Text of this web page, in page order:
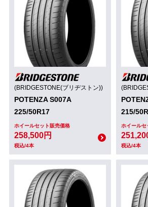
(BRIDGESTONE(ブリヂストン))
POTENZA S007A
225/50R17
ホイールセット販売価格
258,500円
税込/4本
215/
ホイールセ
税込/4本